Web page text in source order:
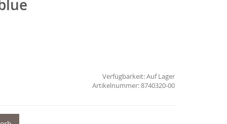
Verfügbarkeit:Auf Lager
8740320-00